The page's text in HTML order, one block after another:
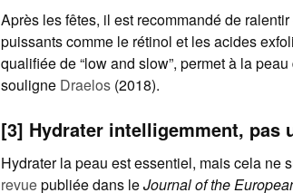
Après les fêtes, il est recommandé de
puissants comme le rétinol et les acides
qualifiée de “low and slow”, permet à la
souligne Draelos (2018).
[3] Hydrater intelligemment, pas
Hydrater la peau est essentiel, mais cela ne
revuepubliée dans leJournal of the